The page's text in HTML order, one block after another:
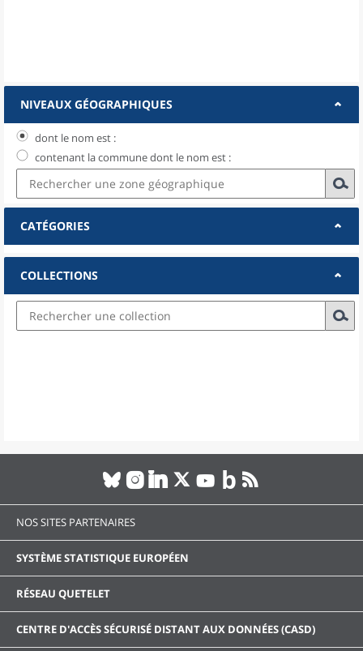
NIVEAUX GÉOGRAPHIQUES
dont le nom est :
contenant la commune dont le nom est :
CATÉGORIES
COLLECTIONS
NOS SITES PARTENAIRES
SYSTÈME STATISTIQUE EUROPÉEN
RÉSEAU QUETELET
CENTRE D'ACCÈS SÉCURISÉ DISTANT AUX DONNÉES (CASD)